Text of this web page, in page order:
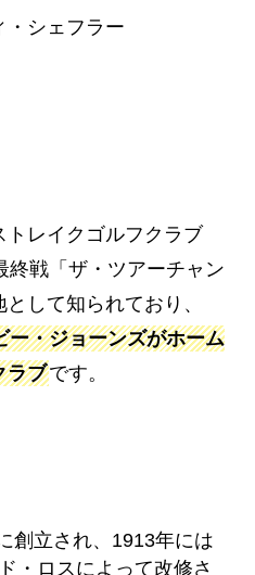
シェフラー
トレイクゴルフクラブ
終戦「ザ・ツアーチャン
して知られており、
ー・ジョーンズがホーム
ラブです。
創立され、1913年には
・ロスによって改修さ